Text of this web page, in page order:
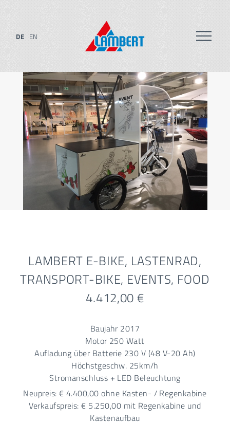
DE EN
LAMBERT E-BIKE, LASTENRAD,
TRANSPORT-BIKE, EVENTS, FOOD
4.412,00 €
Baujahr 2017
Motor 250 Watt
Aufladung über Batterie 230 V (48 V-20 Ah)
Höchstgeschw. 25km/h
Stromanschluss + LED Beleuchtung
Neupreis: € 4.400,00 ohne Kasten- / Regenkabine
Verkaufspreis: € 5.250,00 mit Regenkabine und
Kastenaufbau